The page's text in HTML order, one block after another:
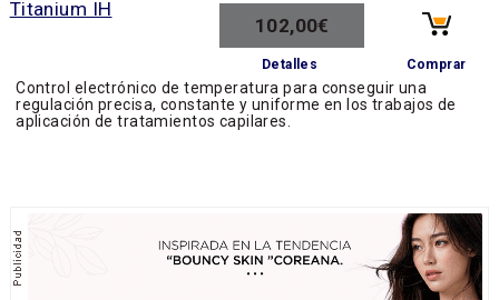
102,00€
Detalles Comprar
Control electrónico de temperatura para conseguir una
regulación precisa, constante y uniforme en los trabajos de
aplicación de tratamientos capilares.